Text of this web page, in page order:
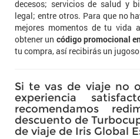
decesos; servicios de salud y
legal; entre otros. Para que no
mejores momentos de tu vida
obtener un código promocional
tu compra, así recibirás un
Si te vas de viaje no
experiencia
recomendamos
descuento de
de viaje de Iris Global